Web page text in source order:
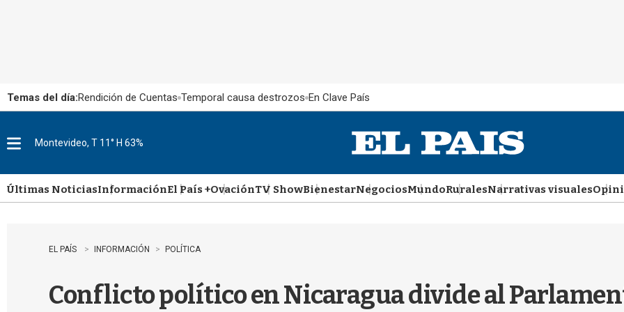
Temas del día:Rendición de Cuentas Temporal causa destrozos En Clave País
u
Montevideo, T 11° H 63%
Últimas NoticiasInformaciónEl País +OvaciónTV ShowBienestarNegociosMundoRuralesNarrativas visuales
EL PAÍS INFORMACIÓN POLÍTICA
Conflicto político en Nicaragua divide al